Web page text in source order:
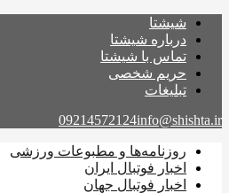
شیشتا
درباره شیشتا
تماس با شیشتا
حریم شخصی
تبلیغات
09214572124info@shishta.ir
روزنامه‌ها و مطبوعات ورزشی
اخبار فوتبال ایران
اخبار فوتبال جهان